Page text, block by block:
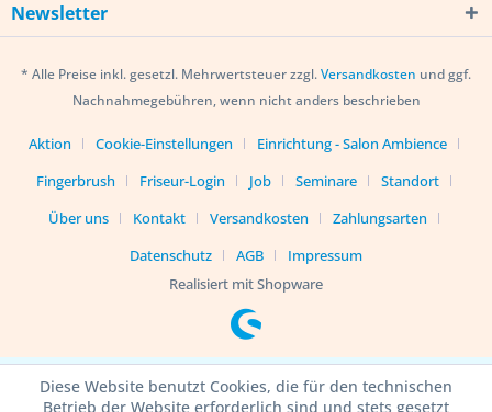
Newsletter
* Alle Preise inkl. gesetzl. Mehrwertsteuer zzgl.Versandkosten und ggf.
Nachnahmegebühren, wenn nicht anders beschrieben
Aktion Cookie-Einstellungen
Einrichtung - Salon Ambience
Fingerbrush
Friseur-Login Job Seminare
Standort
Über uns
Kontakt Versandkosten
Zahlungsarten
Datenschutz
AGB
Impressum
Realisiert mit Shopware
Diese Website benutzt Cookies, die für den technischen
Betrieb der Website erforderlich sind und stets gesetzt